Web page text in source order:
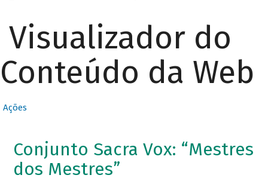
Visualizador do
Conteúdo da Web
Ações
Conjunto Sacra Vox: “Mestres
dos Mestres”